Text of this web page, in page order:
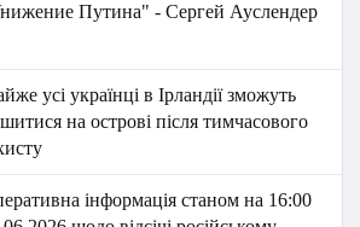
Путина" - Сергей Ауслендер
усі українці в Ірландії зможуть
на острові після тимчасового
інформація станом на 16:00